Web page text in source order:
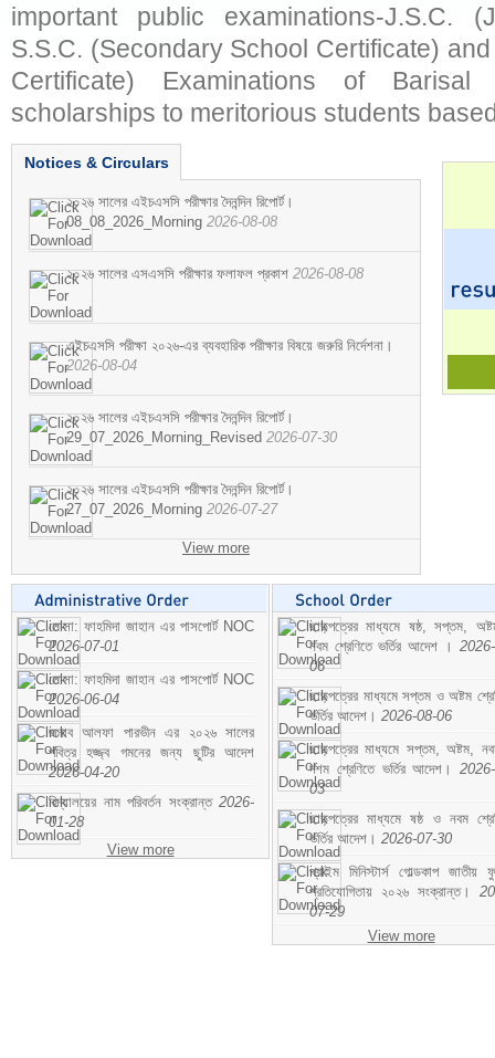
important public examinations-J.S.C.
S.S.C. (Secondary School Certificate)
Certificate) Examinations of
scholarships to meritorious students
Notices & Circulars
২০২৬ সালের এইচএসসি পরীক্ষার দৈনন্দিন রিপোর্ট।
08_08_2026_Morning 2026-08-08
২০২৬ সালের এসএসসি পরীক্ষার ফলাফল প্রকাশ 2026-08-08
এইচএসসি পরীক্ষা ২০২৬-এর ব্যবহারিক পরীক্ষার বিষয়ে জরুরি নির্দেশনা।
2026-08-04
২০২৬ সালের এইচএসসি পরীক্ষার দৈনন্দিন রিপোর্ট।
29_07_2026_Morning_Revised 2026-07-30
২০২৬ সালের এইচএসসি পরীক্ষার দৈনন্দিন রিপোর্ট।
27_07_2026_Morning 2026-07-27
View more
মোসা: ফাহমিদা জাহান এর পাসপোর্ট NOC
2026-07-01
মোসা: ফাহমিদা জাহান এর পাসপোর্ট NOC
2026-06-04
জনাব আলফা পারভীন এর ২০২৬ সালের
পবিত্র হজ্জ্ব গমনের জন্য ছুটির আদেশ
2026-04-20
বিদ্যালয়ের নাম পরিবর্তন সংক্রান্ত 2026-
01-28
View more
ছাড়পত্রের মাধ্যমে ষষ্ঠ, সপ্তম,
নবম শ্রেণিতে ভর্তির আদেশ ।
06
ছাড়পত্রের মাধ্যমে সপ্তম ও অষ্টম
ভর্তির আদেশ। 2026-08-06
ছাড়পত্রের মাধ্যমে সপ্তম, অষ্টম,
দশম শ্রেণিতে ভর্তির আদেশ।
03
ছাড়পত্রের মাধ্যমে ষষ্ঠ ও নবম
ভর্তির আদেশ। 2026-07-30
প্রাইম মিনিস্টার্স গোল্ডকাপ জাতীয়
প্রতিযোগিতায় ২০২৬ সংক্রান্ত।
07-29
View more